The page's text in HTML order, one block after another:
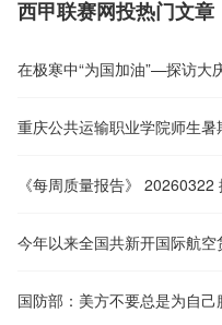
西甲联赛网投热门文章